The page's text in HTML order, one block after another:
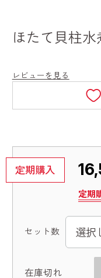
ほたて貝柱水
レビューを見る
定期購入
定期
セット数